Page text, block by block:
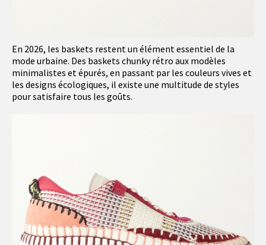
En 2026, les baskets restent un élément essentiel de la
mode urbaine. Des baskets chunky rétro aux modèles
minimalistes et épurés, en passant par les couleurs vives et
les designs écologiques, il existe une multitude de styles
pour satisfaire tous les goûts.